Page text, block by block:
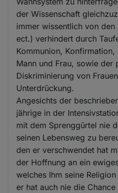
der Wissenschaft
immer wissentlich von
ect.) verhindert durch
Kommunion,
Mann und Frau, sowie der
Diskriminierung von
Unterdrückung.
Angesichts der
jährige in der
mit dem Sprenggürtel nie
seinen Lebensweg zu
den er verschwendet hat
der Hoffnung an ein
welches Ihm seine
er hat auch nie die